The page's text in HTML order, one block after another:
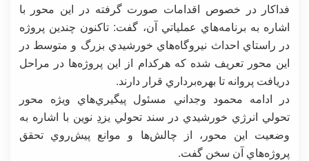
فداكار در خصوص اقدامات صورت گرفته در اين محور با
اشاره به برنامه‌هاي عملياتي آن، گفت: تاكنون چندين پروژه
در راستاي احداث نيروگاه‌هاي خورشيدي بزرگ و متوسط در
اين محور تعريف شده كه هركدام از اين پروژه‌ها در مراحل
دريافت پروانه تا بهره‌برداري قرار دارند.
در ادامه محمود وجداني مسئول پيگيري‌هاي ويژه محور
تحولي انرژي خورشيدي در سند تحولي يزدِ نوين با اشاره به
وضعيت اين محور، از چالش‌ها و موانع پيش‌روي تحقق
پروژه‌هاي آن سخن گفت.